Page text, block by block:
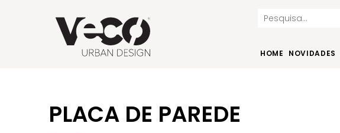
HOME NOVIDADES
PLACA DE PAREDE